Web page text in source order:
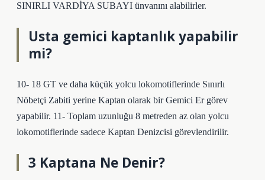
SINIRLI VARDİYA SUBAYI ünvanını alabilirler.
Usta gemici kaptanlık yapabilir
mi?
10- 18 GT ve daha küçük yolcu lokomotiflerinde Sınırlı
Nöbetçi Zabiti yerine Kaptan olarak bir Gemici Er görev
yapabilir. 11- Toplam uzunluğu 8 metreden az olan yolcu
lokomotiflerinde sadece Kaptan Denizcisi görevlendirilir.
3 Kaptana Ne Denir?